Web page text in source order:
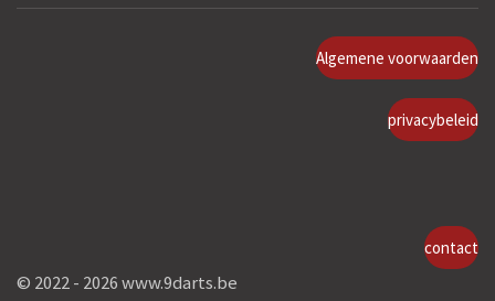
Algemene voorwaarden
privacybeleid
contact
© 2022 - 2026 www.9darts.be